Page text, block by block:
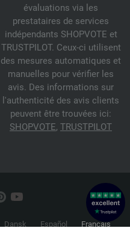
évaluations via les
prestataires de services
indépendants SHOPVOTE et
TRUSTPILOT. Ceux-ci utilisent
des mesures automatiques et
manuelles pour vérifier les
avis. Des informations sur
l'authenticité des avis clients
peuvent être trouvées ici:
SHOPVOTE, TRUSTPILOT
Dansk Español Français